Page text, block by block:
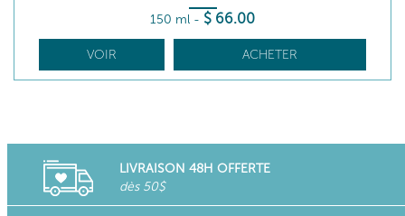
150 ml - $ 66.00
VOIR ACHETER
LIVRAISON 48H OFFERTE
dès 50$